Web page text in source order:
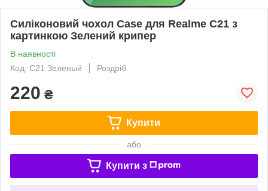
Силіконовий чохол Case для Realme C21 з
картинкою Зелений крипер
В наявності
Код: C21 Зеленый
Роздріб
220 ₴
Купити
або
Купити з